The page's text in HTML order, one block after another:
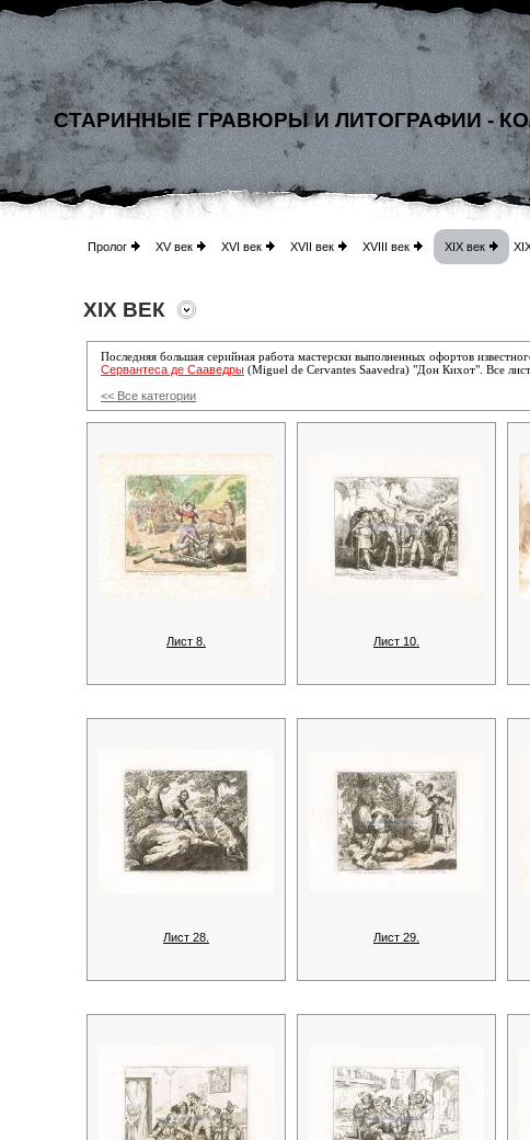
СТАРИННЫЕ ГРАВЮРЫ И ЛИТОГРАФИИ -
Пролог XV век XVI век XVII век XVIII век XIX век
XIX ВЕК
Последняя большая серийная работа мастерски выполненных офортов
Сервантеса де Сааведры (Miguel de Cervantes Saavedra) "Дон Кихот". Все
<< Все категории
Лист 8. Лист 10.
Лист 28. Лист 29.